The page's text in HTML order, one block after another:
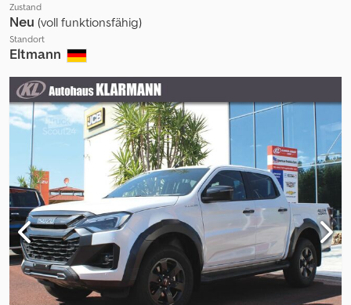
Zustand
Neu (voll funktionsfähig)
Standort
Eltmann